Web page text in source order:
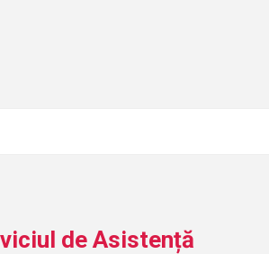
de Asistență